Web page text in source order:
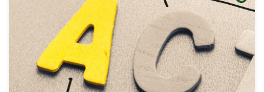
0 COMMENTS